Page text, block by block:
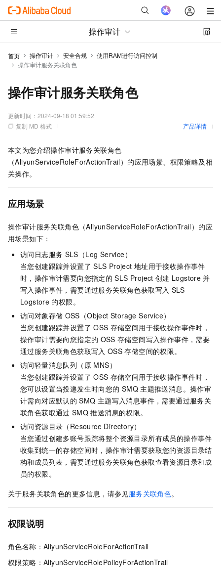
操作审计
首页 操作审计 安全合规
使用RAM进行访问控制
操作审计服务关联角色
操作审计服务关联角色
更新时间： 2024-09-18 01:59:52
复制 MD 格式
产品详情
本文为您介绍操作审计服务关联角色
（AliyunServiceRoleForActionTrail）的应用场景、权限策略及相
关操作。
应用场景
操作审计服务关联角色（AliyunServiceRoleForActionTrail）的应
用场景如下：
访问日志服务 SLS（Log Service）
当您创建跟踪并设置了 SLS Project 地址用于接收操作事件
时，操作审计需要向您指定的 SLS Project 创建 Logstore 并
写入操作事件，需要通过服务关联角色获取写入 SLS
Logstore 的权限。
访问对象存储 OSS（Object Storage Service）
当您创建跟踪并设置了 OSS 存储空间用于接收操作事件时，
操作审计需要向您指定的 OSS 存储空间写入操作事件，需要
通过服务关联角色获取写入 OSS 存储空间的权限。
访问轻量消息队列（原 MNS）
当您创建跟踪并设置了 OSS 存储空间用于接收操作事件时，
您可以设置当投递发生时向您的 SMQ 主题推送消息。操作审
计需向对应默认的 SMQ 主题写入消息事件，需要通过服务关
联角色获取通过 SMQ 推送消息的权限。
访问资源目录（Resource Directory）
当您通过创建多账号跟踪将整个资源目录所有成员的操作事件
收集到统一的存储空间时，操作审计需要获取您的资源目录结
构和成员列表，需要通过服务关联角色获取查看资源目录和成
员的权限。
关于服务关联角色的更多信息，请参见服务关联角色。
权限说明
角色名称：AliyunServiceRoleForActionTrail
权限策略：AliyunServiceRolePolicyForActionTrail